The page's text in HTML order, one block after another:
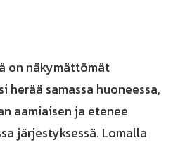
on näkymättömät
herää samassa huoneessa,
aamiaisen ja etenee
järjestyksessä. Lomalla